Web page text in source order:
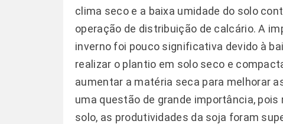
clima seco e a baixa umidade do solo
operação de distribuição de calcário. A
inverno foi pouco significativa devido à
realizar o plantio em solo seco e
aumentar a matéria seca para melhorar
uma questão de grande importância,
solo, as produtividades da soja foram